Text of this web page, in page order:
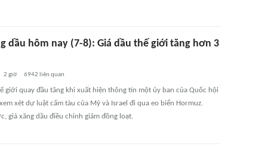
dầu hôm nay (7-8): Giá dầu thế giới tăng hơn 3
2 giờ 6942 liên quan
giới quay đầu tăng khi xuất hiện thông tin một ủy ban của Quốc hội
xét dự luật cấm tàu của Mỹ và Israel đi qua eo biển Hormuz.
giá xăng dầu điều chỉnh giảm đồng loạt.